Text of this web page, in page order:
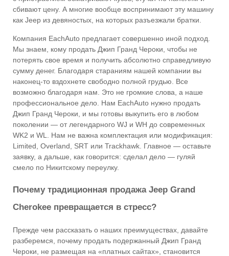
сбивают цену. А многие вообще воспринимают эту машину
как Jeep из девяностых, на которых разъезжали братки.
Компания EachAuto предлагает совершенно иной подход.
Мы знаем, кому продать Джип Гранд Чероки, чтобы не
потерять свое время и получить абсолютно справедливую
сумму денег. Благодаря стараниям нашей компании вы
наконец-то вздохнете свободно полной грудью. Все
возможно благодаря нам. Это не громкие слова, а наше
профессиональное дело. Нам EachAuto нужно продать
Джип Гранд Чероки, и мы готовы выкупить его в любом
поколении — от легендарного WJ и WH до современных
WK2 и WL. Нам не важна комплектация или модификация:
Limited, Overland, SRT или Trackhawk. Главное — оставьте
заявку, а дальше, как говорится: сделал дело — гуляй
смело по Никитскому переулку.
Почему традиционная продажа Jeep Grand
Cherokee превращается в стресс?
Прежде чем рассказать о наших преимуществах, давайте
разберемся, почему продать подержанный Джип Гранд
Чероки, не размещая на «платных сайтах», становится